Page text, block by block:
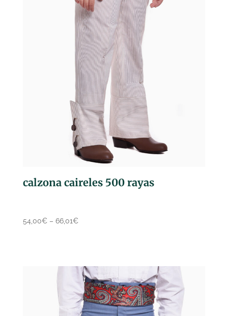
calzona caireles 500 rayas
54,00€– 66,01€